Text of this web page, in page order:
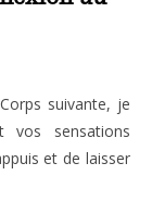
vos sensations
et de laisser